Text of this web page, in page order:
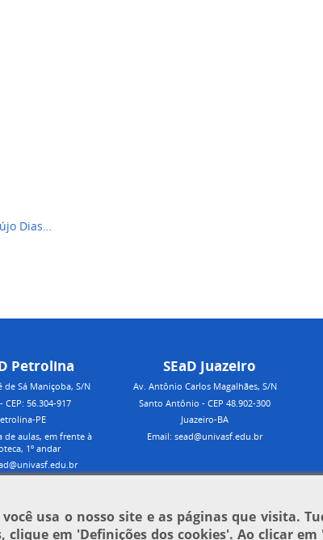
Dias…
Petrolina
de Sá Maniçoba, S/N
CEP: 56.304-917
PE
de aulas, em frente à
1º andar
SEaD Juazeiro
Av. Antônio Carlos Magalhães, S/N
Santo Antônio - CEP 48.902-300
Juazeiro-BA
Email: sead@univasf.edu.br
usa o nosso site e as páginas que visita.
clique em 'Definições dos cookies'. Ao clicar em